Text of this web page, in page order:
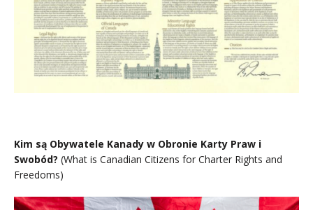
Kim są Obywatele Kanady w Obronie Karty Praw i
Swobód? (What is Canadian Citizens for Charter Rights and
Freedoms)